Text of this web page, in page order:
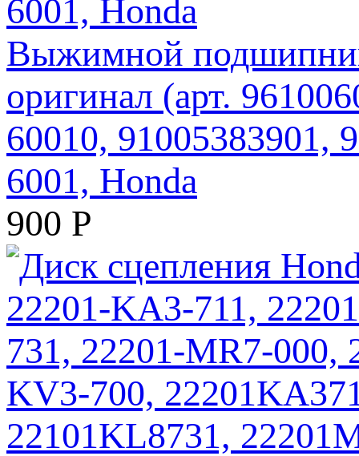
Выжимной
оригинал (арт.
60010,
6001, Honda
900 Р